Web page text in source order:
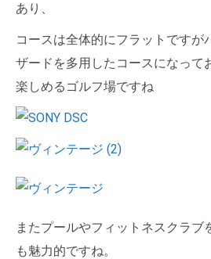
あり、
コースは全体的にフラットですが
ザードを多用したコースになって
楽しめるゴルフ場ですね
またプールやフィットネスクラブ
も魅力的ですね。